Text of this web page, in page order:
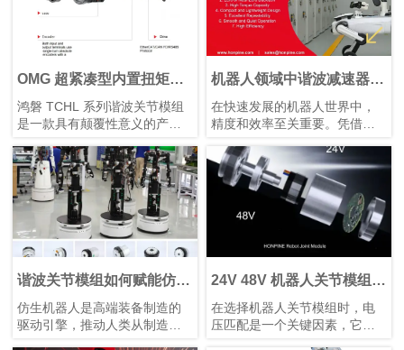
OMG 超紧凑型内置扭矩传
感器谐波关节模组
鸿磐 TCHL 系列谐波关节模组
是一款具有颠覆性意义的产
连接便捷性等多个方面实现了
突破性提升。本文将为您解析
其革命性升级。
机器人领域中谐波减速器的
优势
在快速发展的机器人世界中，
精度和效率至关重要。凭借其
位精度和高扭矩容量，谐波减
速器已成为机器人手臂和人形
机器人等应用中首选的运动控
制解决方案，在这些应用中，
空间和重量是关键因素。
谐波关节模组如何赋能仿生
人形机器人发展
仿生机器人是高端装备制造的
驱动引擎，推动人类从制造智
24V 48V 机器人关节模组：
为机器人与自动化选择合适
的电压
在选择机器人关节模组时，电
压匹配是一个关键因素，它直